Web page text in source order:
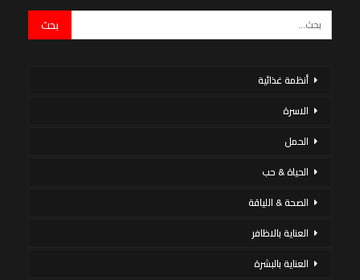
أنظمة غذائية
الاسرة
الحمل
الحياة & حب
الصحة & اللياقة
العناية بالاظافر
العناية بالبشرة